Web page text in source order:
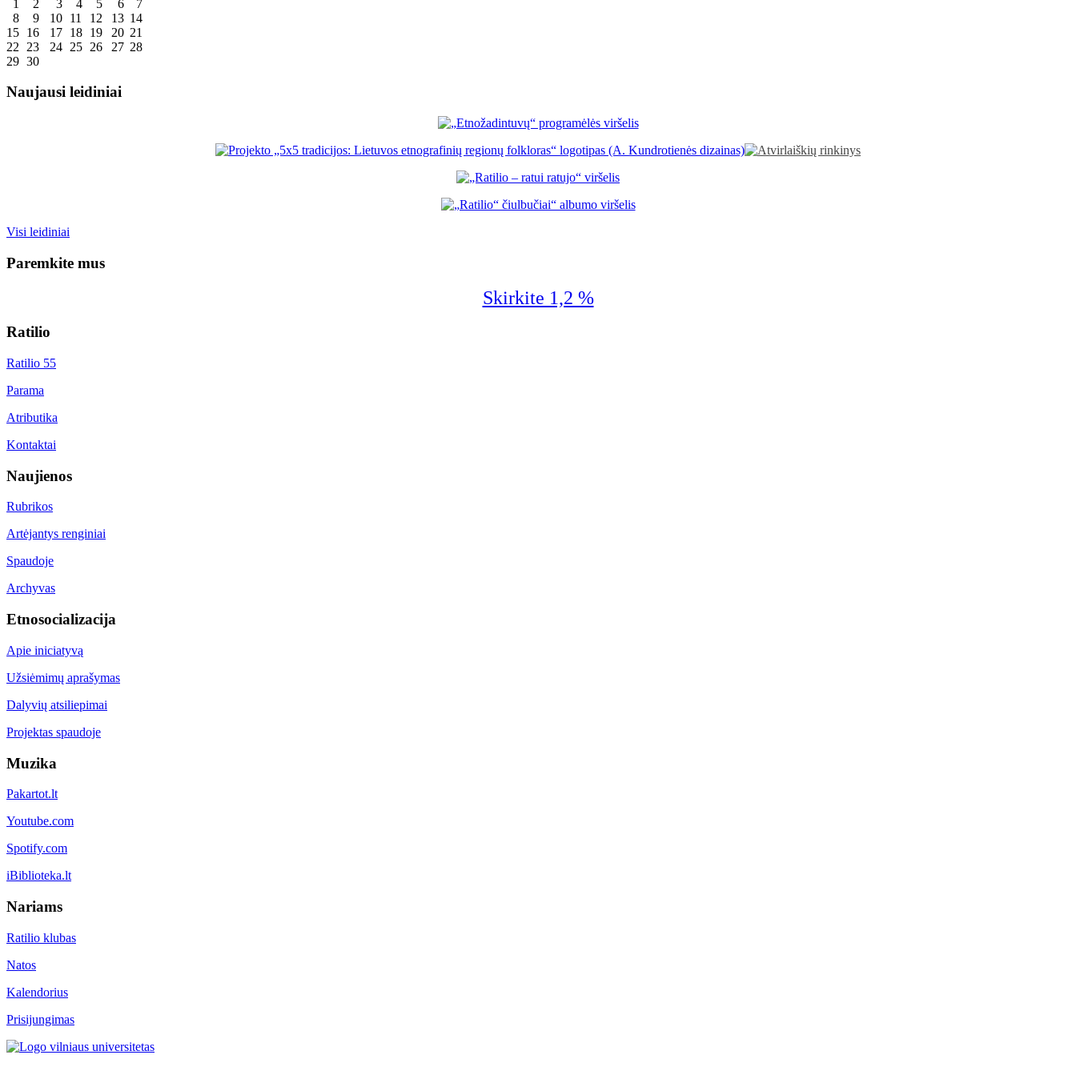
1
2 3 4 5 6
7
8
9 10 11 12 13 14
15 16 17 18 19 20 21
22
23 24 25 26 27 28
29 30
Naujausi leidiniai
Visi leidiniai
Paremkite mus
Skirkite 1,2 %
Ratilio
Ratilio 55
Parama
Atributika
Kontaktai
Naujienos
Rubrikos
Artėjantys renginiai
Spaudoje
Archyvas
Etnosocializacija
Apie iniciatyvą
Užsiėmimų aprašymas
Dalyvių atsiliepimai
Projektas spaudoje
Muzika
Pakartot.lt
Youtube.com
Spotify.com
iBiblioteka.lt
Nariams
Ratilio klubas
Natos
Kalendorius
Prisijungimas